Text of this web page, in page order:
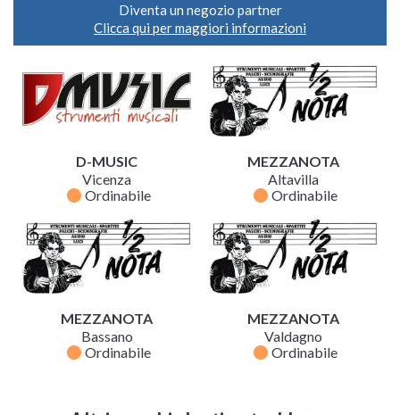
Diventa un negozio partner
Clicca qui per maggiori informazioni
D-MUSIC
Vicenza
fiber_manual_record Ordinabile
MEZZANOTA
Altavilla
fiber_manual_record Ordinabile
MEZZANOTA
Bassano
fiber_manual_record Ordinabile
MEZZANOTA
Valdagno
fiber_manual_record Ordinabile